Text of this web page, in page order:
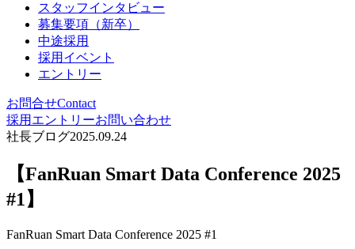
スタッフインタビュー
募集要項（新卒）
中途採用
採用イベント
エントリー
お問合せContact
採用エントリーお問い合わせ
社長ブログ2025.09.24
【FanRuan Smart Data Conference 2025
#1】
FanRuan Smart Data Conference 2025 #1